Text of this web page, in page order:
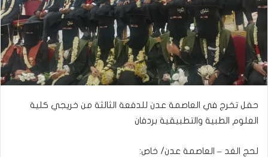
حفل تخرج في العاصمة عدن للدفعة الثالثة من خريجي كلية
العلوم الطبية والتطبيقية بردفان
لحج الغد – العاصمة عدن/ خاص: